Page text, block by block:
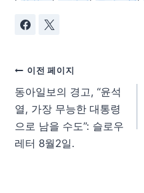
이전 페이지
동아일보의 경고, “윤석
열, 가장 무능한 대통령
으로 남을 수도”: 슬로우
레터 8월2일.